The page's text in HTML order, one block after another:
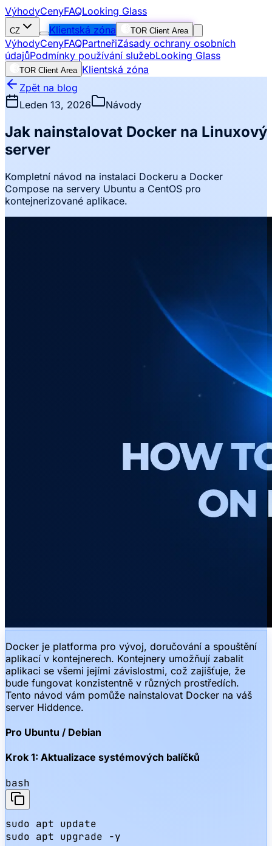
VýhodyCenyFAQLooking Glass
CZ Klientská zóna TOR Client Area
VýhodyCenyFAQPartneřiZásady ochrany osobních
údajůPodmínky používání služebLooking Glass
TOR Client Area Klientská zóna
Zpět na blog
Leden 13, 2026
Návody
Jak nainstalovat Docker na Linuxový
server
Kompletní návod na instalaci Dockeru a Docker
Compose na servery Ubuntu a CentOS pro
kontejnerizované aplikace.
Docker je platforma pro vývoj, doručování a spouštění
aplikací v kontejnerech. Kontejnery umožňují zabalit
aplikaci se všemi jejími závislostmi, což zajišťuje, že
bude fungovat konzistentně v různých prostředích.
Tento návod vám pomůže nainstalovat Docker na váš
server Hiddence.
Pro Ubuntu / Debian
Krok 1: Aktualizace systémových balíčků
bash
sudo apt update
sudo apt upgrade -y